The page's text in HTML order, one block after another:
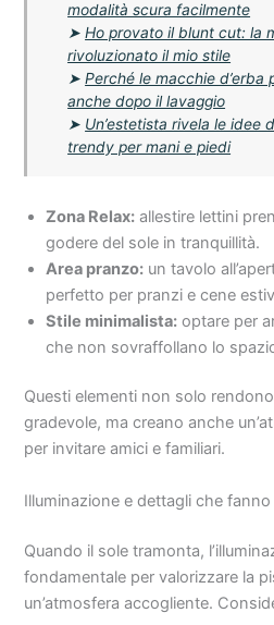
modalità scura facilmente
➤Ho provato il blunt cut: la
rivoluzionato il mio stile
➤Perché le macchie d’erba
anche dopo il lavaggio
➤ Un’estetista rivela le idee
trendy per mani e piedi
Zona Relax: allestire lettini
godere del sole in tranquillità.
Area pranzo: un tavolo
perfetto per pranzi e cene
Stile minimalista: optare per
che non sovraffollano lo
Questi elementi non solo
gradevole, ma creano anche
per invitare amici e familiari.
Illuminazione e dettagli che
Quando il sole tramonta,
fondamentale per valorizzare la
un’atmosfera accogliente.